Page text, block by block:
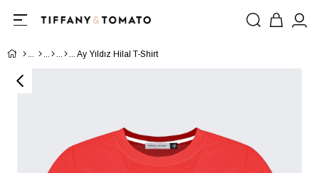
Ay Yıldız Hilal T-Shirt